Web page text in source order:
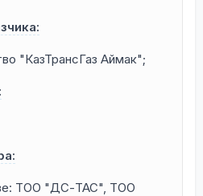
"КазТрансГаз Аймак";
ТОО "ДС-ТАС", ТОО